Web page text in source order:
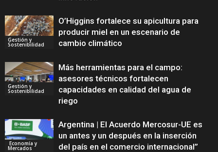
Gestión y
Sostenibilidad
O’Higgins fortalece su apicultura para
producir miel en un escenario de
cambio climático
Gestión y
Sostenibilidad
Más herramientas para el campo:
asesores técnicos fortalecen
capacidades en calidad del agua de
riego
Economía y
Mercados
Argentina | El Acuerdo Mercosur-UE es
un antes y un después en la inserción
del país en el comercio internacional”